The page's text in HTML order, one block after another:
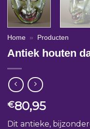
Home » Producten
Antiek houten
€80,95
Dit antieke,